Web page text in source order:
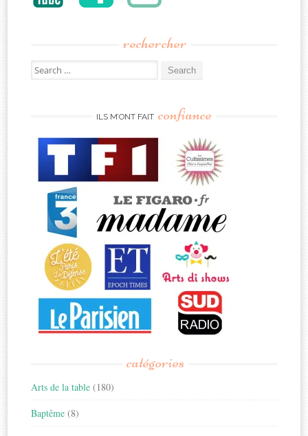
rechercher
Search
for:
ILS M’ONT FAIT confiance
catégories
Arts de la table (180)
Baptême (8)